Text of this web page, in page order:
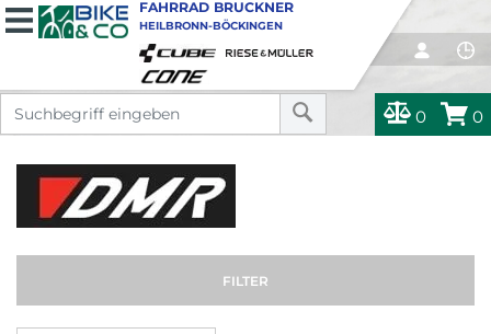
0 0
FAHRRAD BRUCKNER
HEILBRONN-BÖCKINGEN
FILTER